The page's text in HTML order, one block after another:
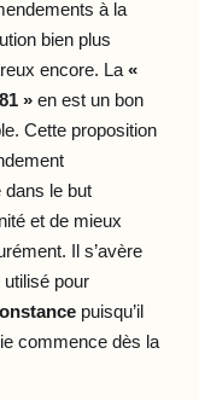
à la
bien plus
encore. La «
»en est un bon
Cette proposition
dans le but
et de mieux
Il s’avère
utilisé pour
puisqu’il
commence dès la